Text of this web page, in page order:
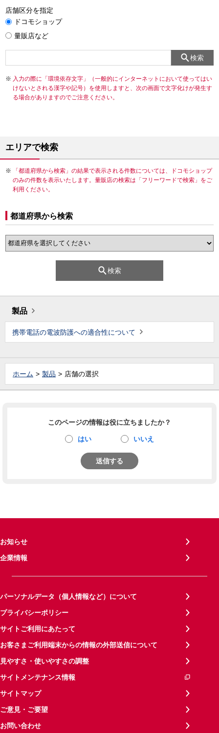
店舗区分を指定
ドコモショップ
量販店など
検索
入力の際に「環境依存文字」（一般的にインターネットにおいて使ってはい
けないとされる漢字や記号）を使用しますと、次の画面で文字化けが発生す
る場合がありますのでご注意ください。
エリアで検索
「都道府県から検索」の結果で表示される件数については、ドコモショップ
のみの件数を表示いたします。量販店の検索は「フリーワードで検索」をご
利用ください。
都道府県から検索
検索
製品
携帯電話の電波防護への適合性について
ホーム 製品 店舗の選択
このページの情報は役に立ちましたか？
はい いいえ
送信する
お知らせ
企業情報
パーソナルデータ（個人情報など）について
プライバシーポリシー
サイトご利用にあたって
お客さまご利用端末からの情報の外部送信について
見やすさ・使いやすさの調整
サイトメンテナンス情報
サイトマップ
ご意見・ご要望
お問い合わせ